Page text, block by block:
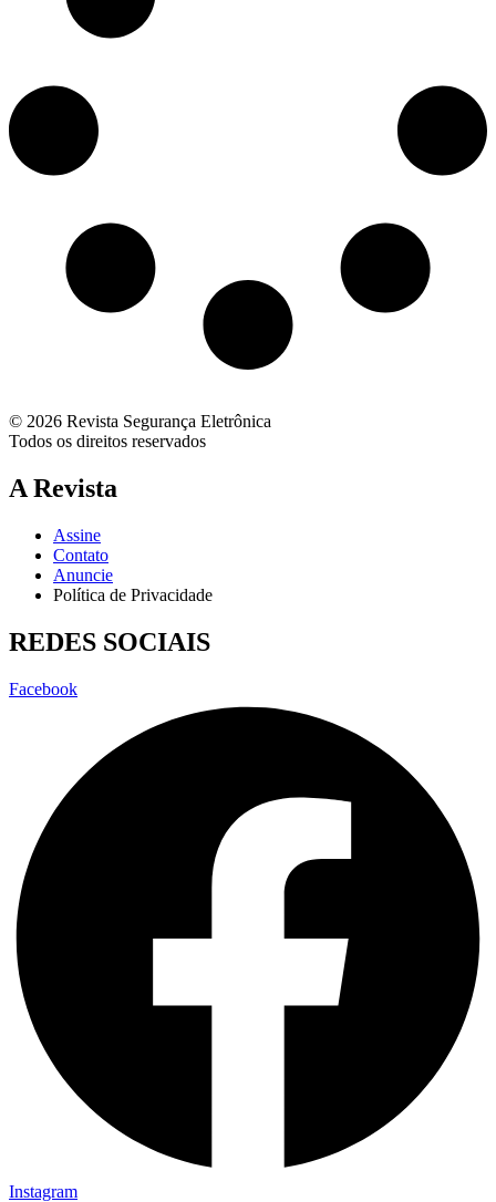
© 2026 Revista Segurança Eletrônica
Todos os direitos reservados
A Revista
Assine
Contato
Anuncie
Política de Privacidade
REDES SOCIAIS
Facebook
Instagram